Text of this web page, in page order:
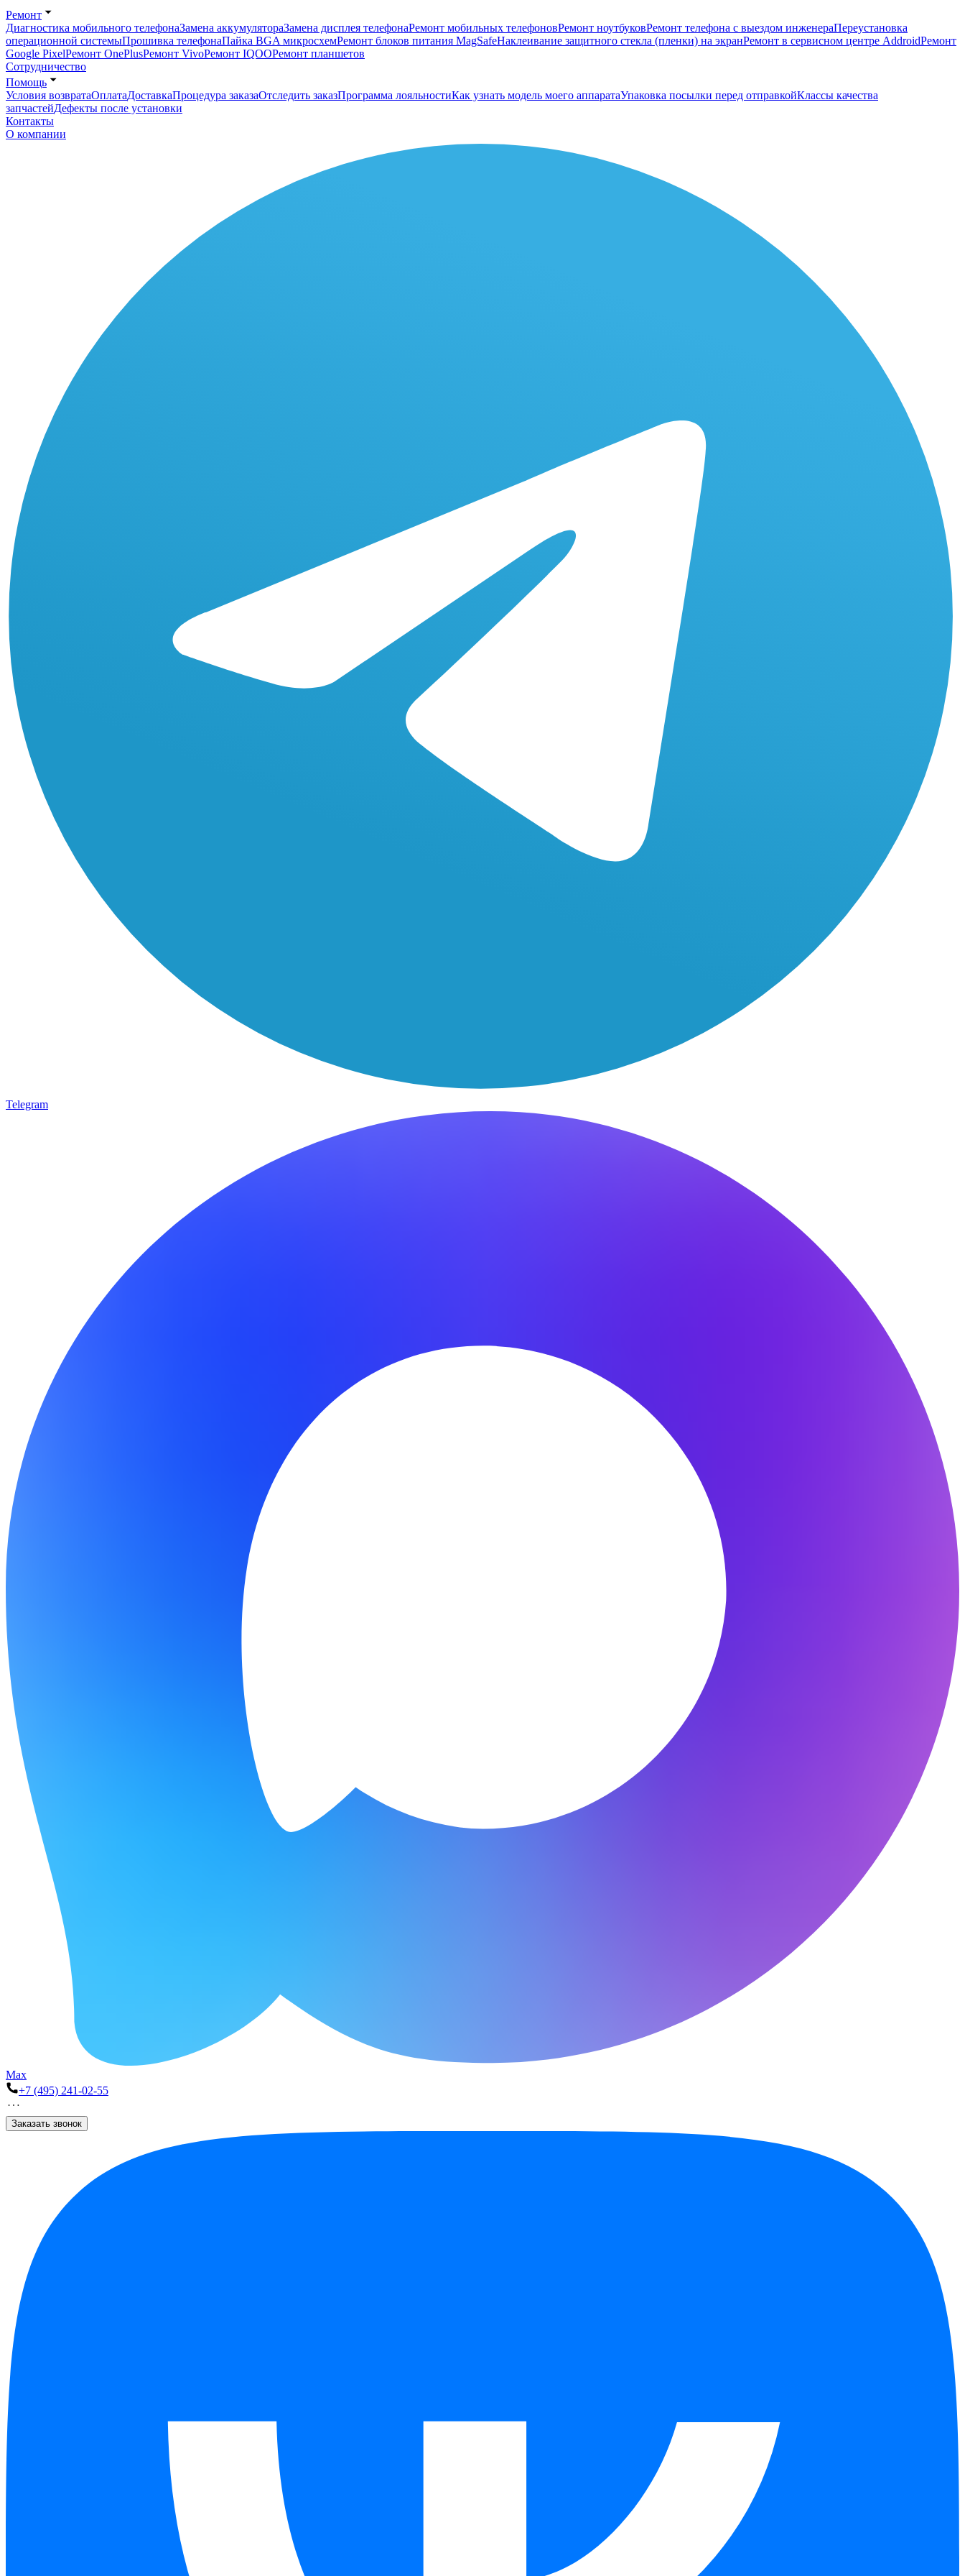
Ремонт
Диагностика мобильного телефонаЗамена аккумулятораЗамена дисплея телефонаРемонт мобильных телефоновРемонт ноутбуковРемонт телефона с выездом инженераПереустановка
операционной системыПрошивка телефонаПайка BGA микросхемРемонт блоков питания MagSafeНаклеивание защитного стекла (пленки) на экранРемонт в сервисном центре AddroidРемонт
Google PixelРемонт OnePlusРемонт VivoРемонт IQOOРемонт планшетов
Сотрудничество
Помощь
Условия возвратаОплатаДоставкаПроцедура заказаОтследить заказПрограмма лояльностиКак узнать модель моего аппаратаУпаковка посылки перед отправкойКлассы качества
запчастейДефекты после установки
Контакты
О компании
Telegram
Max
+7 (495) 241-02-55
Заказать звонок